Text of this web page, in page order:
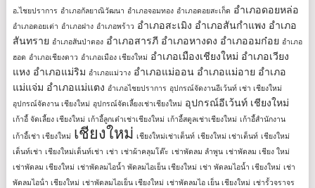
อ.ไชยปราการ อำเภอกัลยาณิวัฒนา อำเภอจอมทอง อำเภอดอยสะเก็ด อำเภอดอยหล่อ
อำเภอดอยเต่า อำเภอฝาง อำเภอพร้าว อำเภอสะเมิง อำเภอสันกำแพง อำเภอ
สันทราย อำเภอสันป่าตอง อำเภอสารภี อำเภอหางดง อำเภออมก๋อย อำเภอ
ฮอด อำเภอเชียงดาว อำเภอเมือง เชียงใหม่ อำเภอเมืองเชียงใหม่ อำเภอเวียง
แหง อำเภอแม่ริม อำเภอแม่วาง อำเภอแม่ออน อำเภอแม่อาย อำเภอ
แม่แจ่ม อำเภอแม่แตง อำเภอไชยปราการ อุปกรณ์จัดงานอีเว้นท์ เช่า เชียงใหม่
อุปกรณ์จัดงาน เชียงใหม่ อุปกรณ์จัดเลี้ยงเช่าเชียงใหม่ อุปกรณ์อีเว้นท์ เชียงใหม่
เก้าอี้ จัดเลี้ยง เชียงใหม่ เก้าอี้ลูกเต๋าเช่าเชียงใหม่ เก้าอี้สตูลเช่าเชียงใหม่ เก้าอี้สํานักงาน
เก้าอี้เช่า เชียงใหม่ เชียงใหม่ เชียงใหม่เช่าเต็นท์ เชียงใหม่ เช่าเต็นท์ เชียงใหม่
เต็นท์เช่า เชียงใหม่เต็นท์เช่า เช่า เช่าผ้าคลุมโต๊ะ เช่าพัดลม ลำพูน เช่าพัดลม เชียง ใหม่
เช่าพัดลม เชียงใหม่ เช่าพัดลมไอน้ำ พัดลมไอเย็น เชียงใหม่ เช่า พัดลมไอน้ำ เชียงใหม่ เช่า
พัดลมไอน้ํา เชียงใหม่ เช่าพัดลมไอเย็น เชียงใหม่ เช่าพัดลมไอ เย็น เชียงใหม่ เช่ารั้วจราจร